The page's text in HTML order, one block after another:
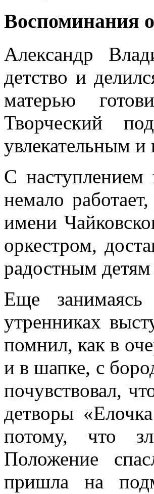
Воспоминания
Александр
детство и
матерью
Творческий
увлекательным
С наступлением
немало
имени
оркестром,
радостным
Еще
утренниках
помнил, как в
и в шапке, с
почувствовал,
детворы
потому, что
Положение
пришла на